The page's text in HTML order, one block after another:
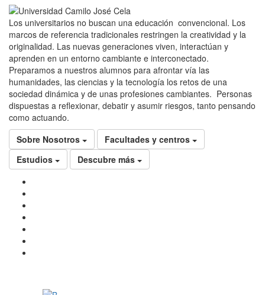
Los universitarios no buscan una educación convencional. Los
marcos de referencia tradicionales restringen la creatividad y la
originalidad. Las nuevas generaciones viven, interactúan y
aprenden en un entorno cambiante e interconectado.
Preparamos a nuestros alumnos para afrontar vía las
humanidades, las ciencias y la tecnología los retos de una
sociedad dinámica y de unas profesiones cambiantes. Personas
dispuestas a reflexionar, debatir y asumir riesgos, tanto pensando
como actuando.
Sobre Nosotros
Facultades y centros
Estudios
Descubre más